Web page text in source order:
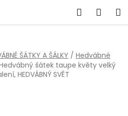
Hledat
ŠÁTKY A ŠÁLKY / Hedvábné
šátek taupe květy velký
HEDVÁBNÝ SVĚT